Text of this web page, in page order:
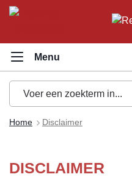
Home Disclaimer
DISCLAIMER